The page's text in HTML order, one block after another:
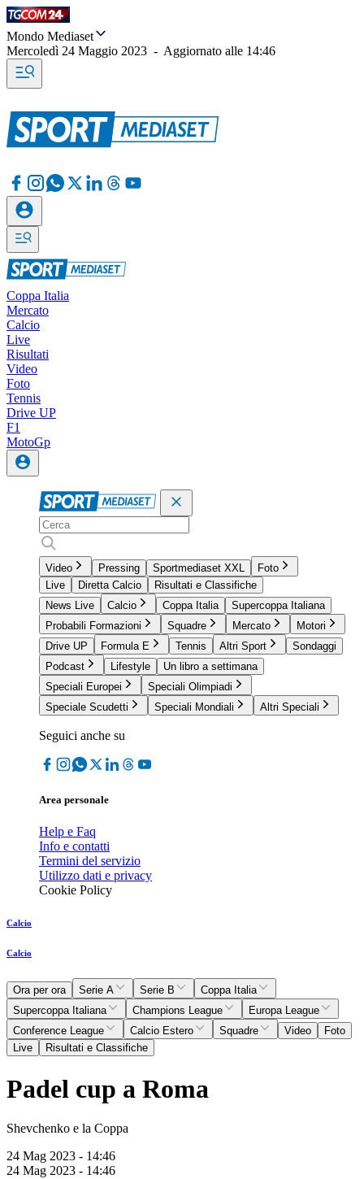
Mondo Mediaset
Mercoledì 24 Maggio 2023 - Aggiornato alle 14:46
Coppa Italia
Mercato
Calcio
Live
Risultati
Video
Foto
Tennis
Drive UP
F1
MotoGp
Video Pressing Sportmediaset XXL
Foto
Live
Diretta Calcio
Risultati e Classifiche
News Live
Calcio Coppa Italia
Supercoppa Italiana
Probabili Formazioni
Squadre Mercato
Motori
Drive UP
Formula E Tennis Altri Sport
Sondaggi
Podcast
Lifestyle
Un libro a settimana
Speciali Europei
Speciali Olimpiadi
Speciale Scudetti
Speciali Mondiali Altri Speciali
Seguici anche su
Area personale
Help e Faq
Info e contatti
Termini del servizio
Utilizzo dati e privacy
Cookie Policy
Calcio
Calcio
Ora per ora Serie A Serie B
Coppa Italia
Supercoppa Italiana
Champions League
Europa League
Conference League
Calcio Estero Squadre Video
Foto
Live
Risultati e Classifiche
Padel cup a Roma
Shevchenko e la Coppa
24 Mag 2023 - 14:46
24 Mag 2023 - 14:46